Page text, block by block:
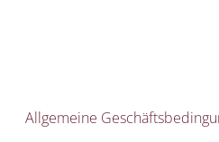
Allgemeine